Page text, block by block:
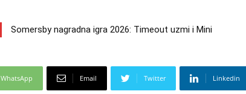
Somersby nagradna igra 2026: Timeout uzmi i Mini
INA nagradna igra 2026: Kupi bilo što i osvoji putovanje
WhatsApp Email Twitter Linkedin